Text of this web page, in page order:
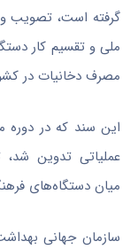
گرفته است، تصویب و
ملی و تقسیم کار
مصرف دخانیات در
این سند که در دوره
عملیاتی تدوین
میان دستگاه‌های
سازمان جهانی